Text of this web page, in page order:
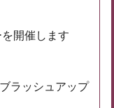
開催します
ラッシュアップ